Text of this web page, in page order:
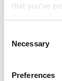
that you’ve
they’ve
Selection
Necessary
Preferences
innerhalb des
das